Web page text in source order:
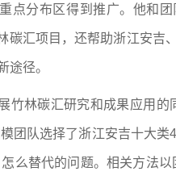
点分布区得到推广。他和
碳汇项目，还帮助浙江安吉
途径。
竹林碳汇研究和成果应用
团队选择了浙江安吉十大
么替代的问题。相关方法